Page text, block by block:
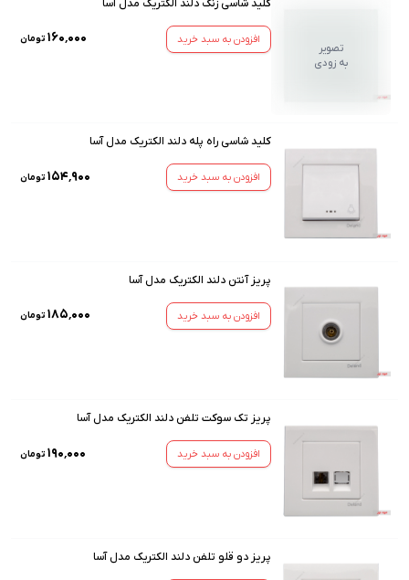
تصویر
به زودی
کلید شاسی زنگ دلند الکتریک مدل آسا
افزودن به سبد خرید ۱۶۰٬۰۰۰ تومان
کلید شاسی راه پله دلند الکتریک مدل آسا
افزودن به سبد خرید ۱۵۴٬۹۰۰ تومان
پریز آنتن دلند الکتریک مدل آسا
افزودن به سبد خرید ۱۸۵٬۰۰۰ تومان
پریز تک سوکت تلفن دلند الکتریک مدل آسا
افزودن به سبد خرید ۱۹۰٬۰۰۰ تومان
پریز دو قلو تلفن دلند الکتریک مدل آسا